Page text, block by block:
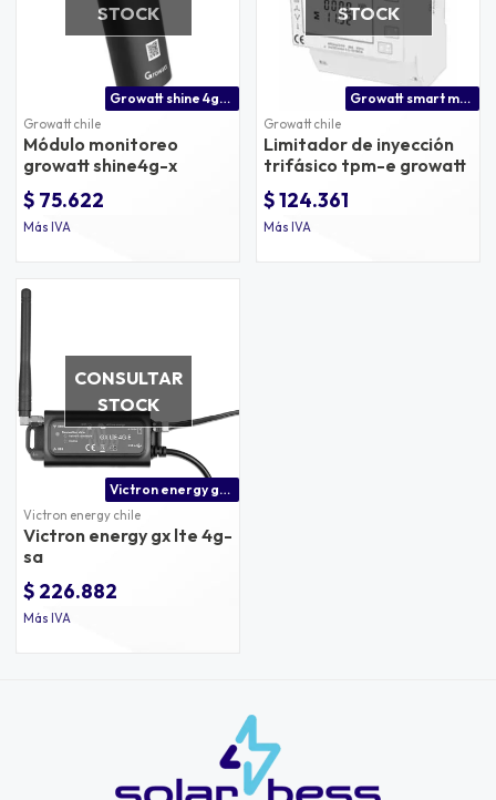
STOCK
Growatt shine 4g-x — módulo de monitoreo 4g para sistemas fotovoltaicos
Growatt chile
Módulo monitoreo
growatt shine4g-x
$ 75.622
Más IVA
STOCK
Growatt smart meter trifasico tpm
Growatt chile
Limitador de inyección
trifásico tpm-e growatt
$ 124.361
Más IVA
CONSULTAR
STOCK
Victron energy gx lte 4g mejor precio en chile
Victron energy chile
Victron energy gx lte 4g-
sa
$ 226.882
Más IVA